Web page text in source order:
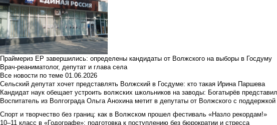
Праймериз ЕР завершились: определены кандидаты от Волжского на выборы в Госдуму
Врач-реаниматолог, депутат и глава села
Все новости по теме 01.06.2026
Сельский депутат хочет представлять Волжский в Госдуме: кто такая Ирина Паршева
Кандидат наук обещает устроить волжских школьников на заводы: Богатырёв
Воспитатель из Волгограда Ольга Анохина метит в депутаты от Волжского с поддержкой
Спорт и творчество без границ: как в Волжском прошел фестиваль «Назло рекордам!»
10–11 класс в «Годографе»: подготовка к поступлению без бюрократии и стресса